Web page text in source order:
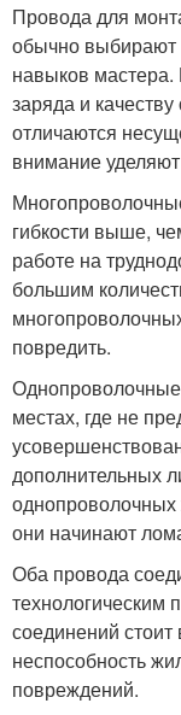
Провода для
обычно выбирают
навыков мастера.
заряда и
отличаются
внимание
гибкости выше,
работе на
большим
повредить.
местах, где не
дополнительных
однопроволочных
они начинают
Оба провода
соединений стоит
неспособность
повреждений.